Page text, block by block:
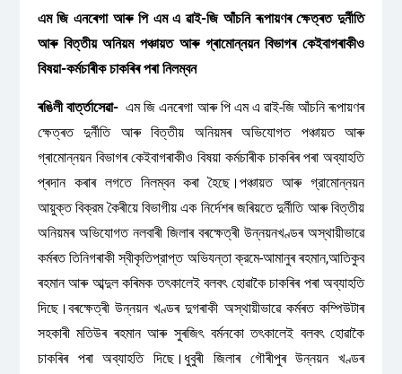
এম জি এনৰেগা আৰু পি এম এ ৱাই-জি আঁচনি ৰূপায়ণৰ ক্ষেত্ৰত দুর্নীতি
আৰু বিত্তীয় অনিয়ম পঞ্চায়ত আৰু গ্ৰামোন্নয়ন বিভাগৰ কেইবাগৰাকীও
বিষয়া-কৰ্মচাৰীক চাকৰিৰ পৰা নিলম্বন
ৰঙিলী বাৰ্ত্তাসেৱা-এম জি এনৰেগা আৰু পি এম এ ৱাই-জি আঁচনি ৰূপায়ণৰ
ক্ষেত্ৰত দুৰ্নীতি আৰু বিত্তীয় অনিয়মৰ অভিযোগত পঞ্চায়ত আৰু
গ্ৰামোন্নয়ন বিভাগৰ কেইবাগৰাকীও বিষয়া কৰ্মচাৰীক চাকৰিৰ পৰা অব্যাহতি
প্ৰদান কৰাৰ লগতে নিলম্বন কৰা হৈছে।পঞ্চায়ত আৰু গ্রামােন্নয়ন
আয়ুক্ত বিক্রম কৈৰীয়ে বিভাগীয় এক নির্দেশৰ জৰিয়তে দুর্নীতি আৰু বিত্তীয়
অনিয়মৰ অভিযােগত নলবাৰী জিলাৰ বৰক্ষেত্ৰী উন্নয়নখণ্ডৰ অস্থায়ীভাৱে
কৰ্মৰত তিনিগৰাকী স্বীকৃতিপ্রাপ্ত অভিযন্তা ক্রমে-আমানুৰ ৰহমান,আতিকুব
ৰহমান আৰু আব্দুল কৰিমক তৎকালেই বলবৎ হােৱাকৈ চাকৰিৰ পৰা অব্যাহতি
দিছে।বৰক্ষেত্ৰী উন্নয়ন খণ্ডৰ দুগৰাকী অস্থায়ীভাৱে কৰ্মৰত কম্পিউটাৰ
সহকাৰী মতিউৰ ৰহমান আৰু সুৰজিৎ বর্মনকো তৎকালেই বলবৎ হােৱাকৈ
চাকৰিৰ পৰা অব্যাহতি দিছে।ধুবুৰী জিলাৰ গৌৰীপুৰ উন্নয়ন খণ্ডৰ